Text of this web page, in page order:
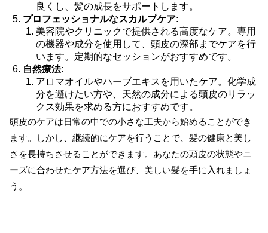
良くし、髪の成長をサポートします。
プロフェッショナルなスカルプケア:
美容院やクリニックで提供される高度なケア。専用
の機器や成分を使用して、頭皮の深部までケアを行
います。定期的なセッションがおすすめです。
自然療法:
アロマオイルやハーブエキスを用いたケア。化学成
分を避けたい方や、天然の成分による頭皮のリラッ
クス効果を求める方におすすめです。
頭皮のケアは日常の中での小さな工夫から始めることができ
ます。しかし、継続的にケアを行うことで、髪の健康と美し
さを長持ちさせることができます。あなたの頭皮の状態やニ
ーズに合わせたケア方法を選び、美しい髪を手に入れましょ
う。